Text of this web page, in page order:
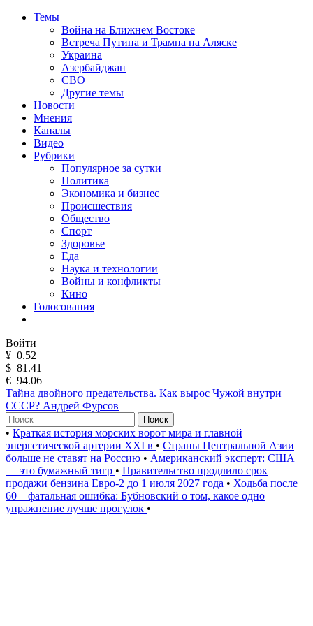
Темы
Война на Ближнем Востоке
Встреча Путина и Трампа на Аляске
Украина
Азербайджан
СВО
Другие темы
Новости
Мнения
Каналы
Видео
Рубрики
Популярное за сутки
Политика
Экономика и бизнес
Происшествия
Общество
Спорт
Здоровье
Еда
Наука и технологии
Войны и конфликты
Кино
Голосования
Войти
¥ 0.52
$ 81.41
€ 94.06
Тайна двойного предательства. Как вырос Чужой внутри
СССР? Андрей Фурсов
Поиск
• Краткая история морских ворот мира и главной
энергетической артерии XXI в • Страны Центральной Азии
больше не ставят на Россию • Американский эксперт: США
— это бумажный тигр • Правительство продлило срок
продажи бензина Евро-2 до 1 июля 2027 года • Ходьба после
60 – фатальная ошибка: Бубновский о том, какое одно
упражнение лучше прогулок •